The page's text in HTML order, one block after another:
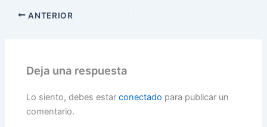
ANTERIOR
Deja una respuesta
Lo siento, debes estarconectado para publicar un
comentario.